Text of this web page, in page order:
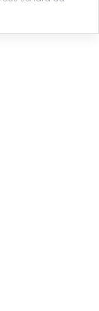
son eau,